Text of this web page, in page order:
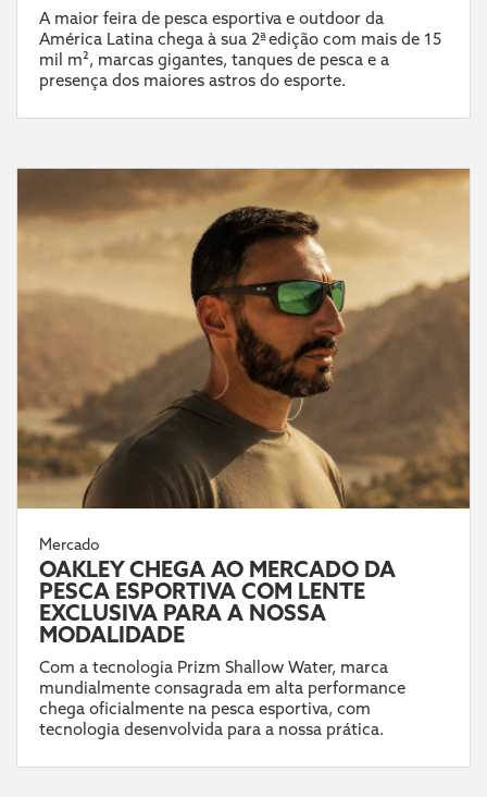
A maior feira de pesca esportiva e outdoor da
América Latina chega à sua 2ª edição com mais de 15
mil m², marcas gigantes, tanques de pesca e a
presença dos maiores astros do esporte.
Mercado
OAKLEY CHEGA AO MERCADO DA
PESCA ESPORTIVA COM LENTE
EXCLUSIVA PARA A NOSSA
MODALIDADE
Com a tecnologia Prizm Shallow Water, marca
mundialmente consagrada em alta performance
chega oficialmente na pesca esportiva, com
tecnologia desenvolvida para a nossa prática.